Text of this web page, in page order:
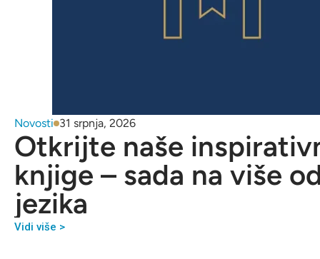
Novosti 31 srpnja, 2026
Otkrijte naše
knjige – sada na više
jezika
Vidi više >